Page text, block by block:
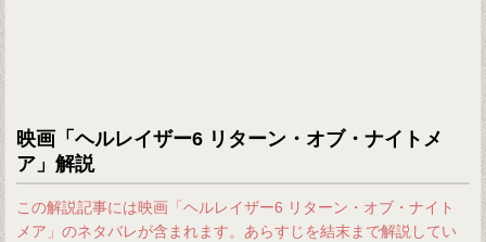
映画「ヘルレイザー6 リターン・オブ・ナイトメ
ア」解説
この解説記事には映画「ヘルレイザー6 リターン・オブ・ナイト
メア」のネタバレが含まれます。あらすじを結末まで解説してい